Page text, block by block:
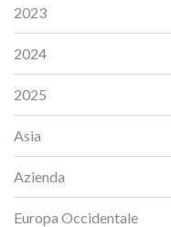
2023
2024
2025
Asia
Azienda
Europa Occidentale